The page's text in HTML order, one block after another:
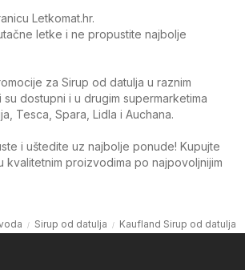
Letkomat.hr.
letke i ne propustite najbolje
za Sirup od datulja u raznim
su dostupni i u drugim supermarketima
Tesca, Spara, Lidla i Auchana.
i uštedite uz najbolje ponude! Kupujte
kvalitetnim proizvodima po najpovoljnijim
Sirup od datulja Kaufland Sirup od datulja